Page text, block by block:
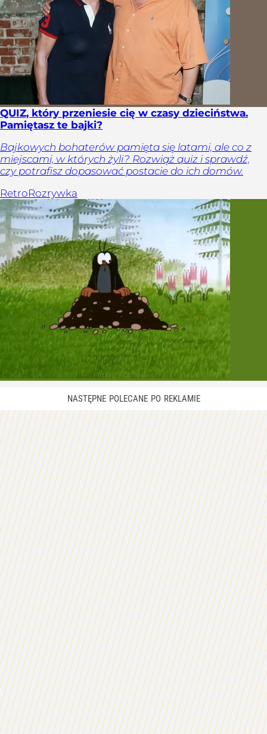
QUIZ, który przeniesie cię w czasy dzieciństwa.
Pamiętasz te bajki?
Bajkowych bohaterów pamięta się latami, ale co z
miejscami, w których żyli? Rozwiąż quiz i sprawdź,
czy potrafisz dopasować postacie do ich domów.
RetroRozrywka